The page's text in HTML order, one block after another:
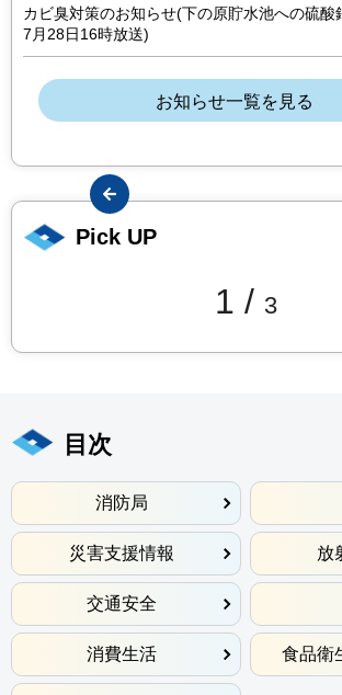
カビ臭対策のお知らせ(下の原貯水池への硫酸
7月28日16時放送)
お知らせ一覧を見る
Pick UP
1 / 3
目次
消防局
災害支援情報 放
交通安全
消費生活 食品衛